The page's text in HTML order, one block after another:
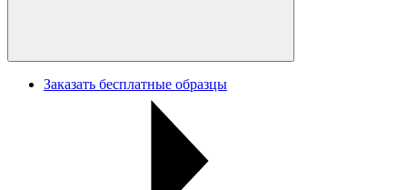
Заказать бесплатные образцы